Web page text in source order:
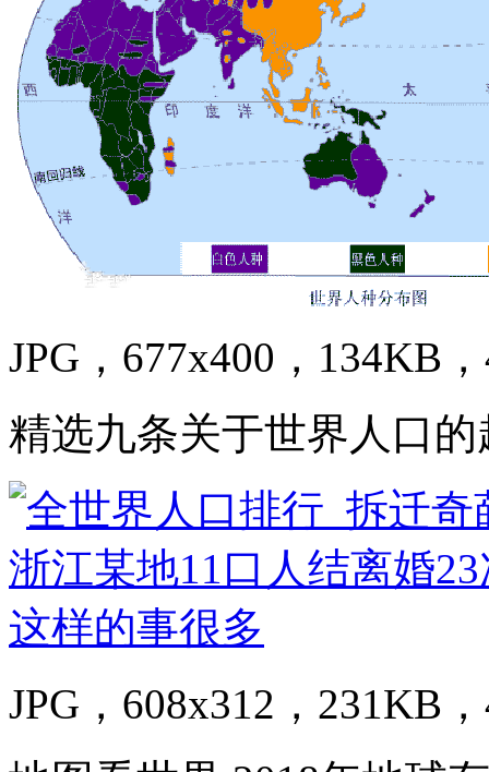
JPG，677x400，134KB
精选九条关于世界人口的
JPG，608x312，231KB